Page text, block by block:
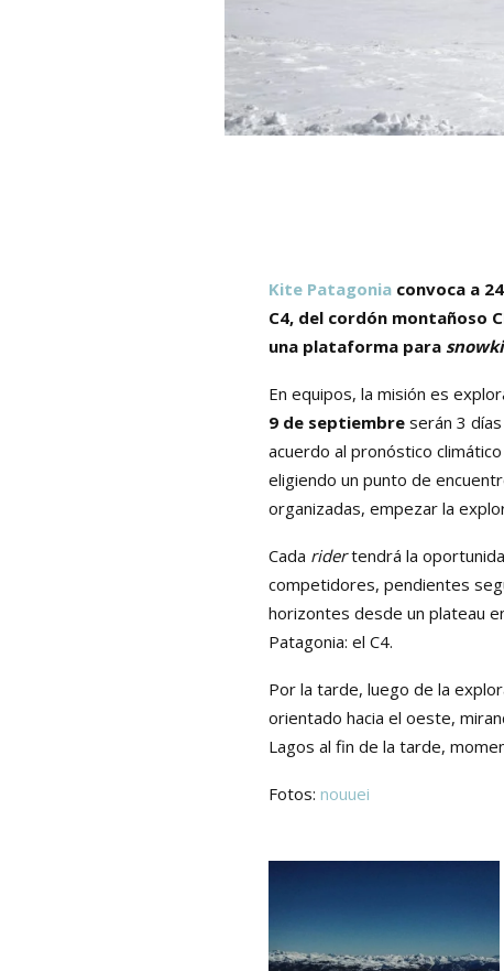
Kite Patagonia convoca a 24
C4, del cordón montañoso
una plataforma para
En equipos, la misión es
9 de septiembre serán 3
acuerdo al pronóstico
eligiendo un punto de
organizadas, empezar la
Cada ridertendrá la
competidores, pendientes
horizontes desde un plateau
Patagonia: el C4.
Por la tarde, luego de la
orientado hacia el oeste,
Lagos al fin de la tarde,
Fotos:nouuei